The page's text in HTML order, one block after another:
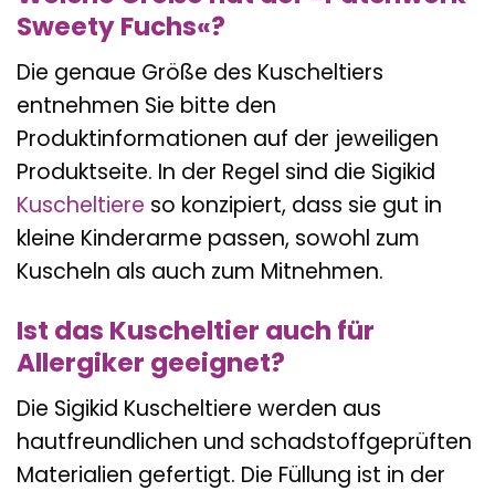
Sweety Fuchs«?
Die genaue Größe des Kuscheltiers
entnehmen Sie bitte den
Produktinformationen auf der jeweiligen
Produktseite. In der Regel sind die Sigikid
Kuscheltiere so konzipiert, dass sie gut in
kleine Kinderarme passen, sowohl zum
Kuscheln als auch zum Mitnehmen.
Ist das Kuscheltier auch für
Allergiker geeignet?
Die Sigikid Kuscheltiere werden aus
hautfreundlichen und schadstoffgeprüften
Materialien gefertigt. Die Füllung ist in der